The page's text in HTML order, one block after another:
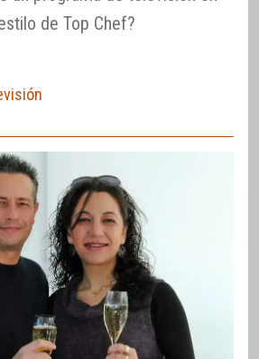
de Top Chef?